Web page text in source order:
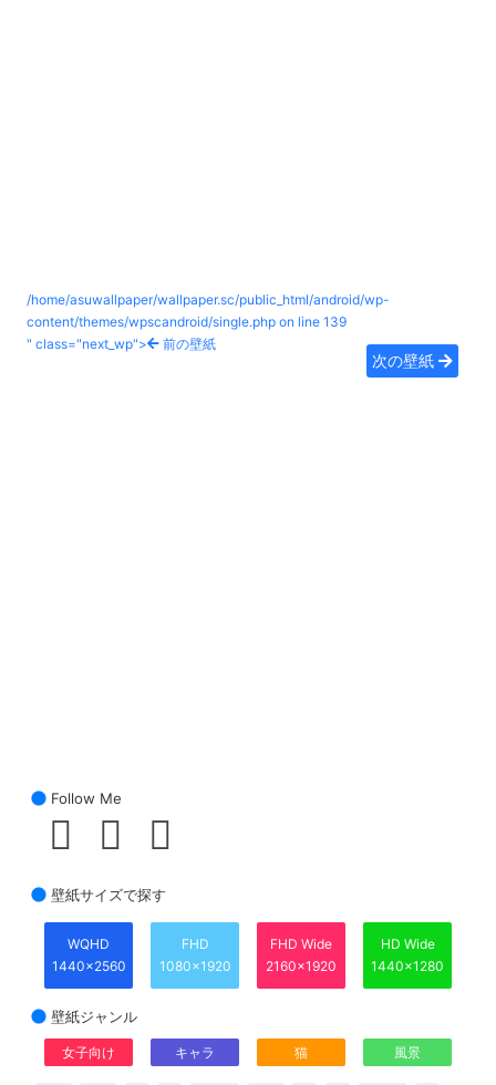
/home/asuwallpaper/wallpaper.sc/public_html/android/wp-
content/themes/wpscandroid/single.php on line 139
" class="next_wp">
前の壁紙
次の壁紙
Follow Me
壁紙サイズで探す
WQHD
1440x2560
FHD
1080x1920
FHD Wide
2160x1920
HD Wide
1440x1280
壁紙ジャンル
女子向け キャラ 猫 風景